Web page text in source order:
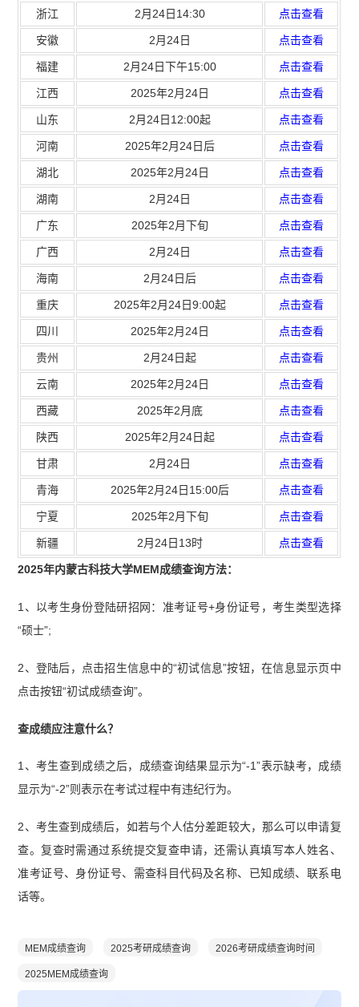
浙江 2月24日14:30 点击查看
安徽 2月24日 点击查看
福建 2月24日下午15:00 点击查看
江西 2025年2月24日 点击查看
山东 2月24日12:00起 点击查看
河南 2025年2月24日后 点击查看
湖北 2025年2月24日 点击查看
湖南 2月24日 点击查看
广东 2025年2月下旬 点击查看
广西 2月24日 点击查看
海南 2月24日后 点击查看
重庆 2025年2月24日9:00起 点击查看
四川 2025年2月24日 点击查看
贵州 2月24日起 点击查看
云南 2025年2月24日 点击查看
西藏 2025年2月底 点击查看
陕西 2025年2月24日起 点击查看
甘肃 2月24日 点击查看
青海 2025年2月24日15:00后 点击查看
宁夏 2025年2月下旬 点击查看
新疆 2月24日13时 点击查看
2025年内蒙古科技大学MEM成绩查询方法：
1、以考生身份登陆研招网：准考证号+身份证号，考生类型选择
“硕士”;
2、登陆后，点击招生信息中的“初试信息”按钮，在信息显示页中
点击按钮“初试成绩查询”。
查成绩应注意什么？
1、考生查到成绩之后，成绩查询结果显示为“-1”表示缺考，成绩
显示为“-2”则表示在考试过程中有违纪行为。
2、考生查到成绩后，如若与个人估分差距较大，那么可以申请复
查。复查时需通过系统提交复查申请，还需认真填写本人姓名、
准考证号、身份证号、需查科目代码及名称、已知成绩、联系电
话等。
MEM成绩查询 2025考研成绩查询 2026考研成绩查询时间
2025MEM成绩查询